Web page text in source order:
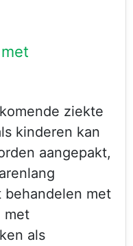
ziekte
kinderen kan
aangepakt,
met
met
als